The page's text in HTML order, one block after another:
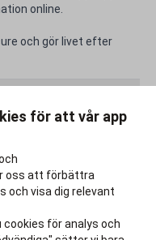
online.
och gör livet efter
för att vår app
oss att förbättra
och visa dig relevant
cookies för analys och